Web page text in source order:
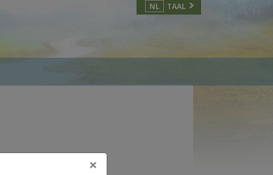
NL TAAL
×